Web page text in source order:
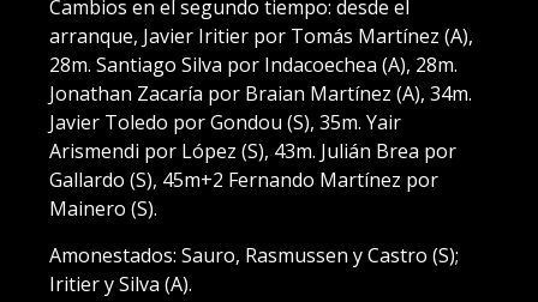
Cambios en el segundo tiempo: desde el
arranque, Javier Iritier por Tomás Martínez (A),
28m. Santiago Silva por Indacoechea (A), 28m.
Jonathan Zacaría por Braian Martínez (A), 34m.
Javier Toledo por Gondou (S), 35m. Yair
Arismendi por López (S), 43m. Julián Brea por
Gallardo (S), 45m+2 Fernando Martínez por
Mainero (S).
Amonestados: Sauro, Rasmussen y Castro (S);
Iritier y Silva (A).